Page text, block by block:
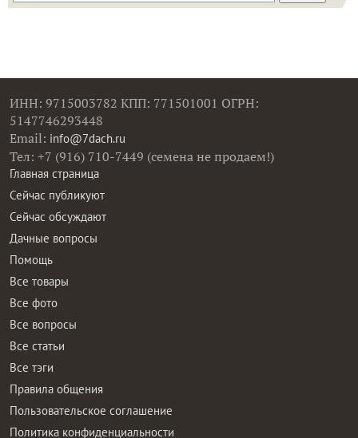
ИНН: 9715003782 КПП: 771501001 ОГРН:
5147746293448
Email: info@7dach.ru
Тел: +7 (916) 710-7449 (семена не продаем!)
Главная страница
Сейчас публикуют
Сейчас обсуждают
Дачные вопросы
Помощь
Все товары
Все фото
Все вопросы
Все статьи
Все тэги
Правила общения
Пользовательское соглашение
Политика конфиденциальности